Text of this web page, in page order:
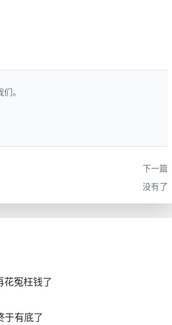
的核心变量
业，窗型多且复杂会大幅增加擦窗时间，
。
下一篇
没有了
冤枉钱了
于有底了